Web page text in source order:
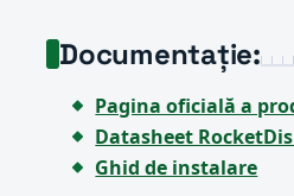
Documentație:
Pagina oficială a
Datasheet
Ghid de instalare